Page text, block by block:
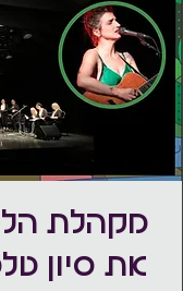
מקהלת
את סיון